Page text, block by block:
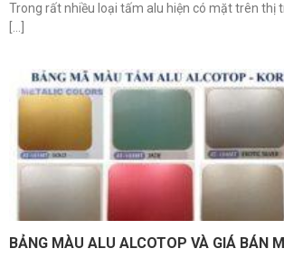
Trong rất nhiều loại tấm alu hiện có mặt trên thị
BẢNG MÀU ALU ALCOTOP VÀ GIÁ BÁN